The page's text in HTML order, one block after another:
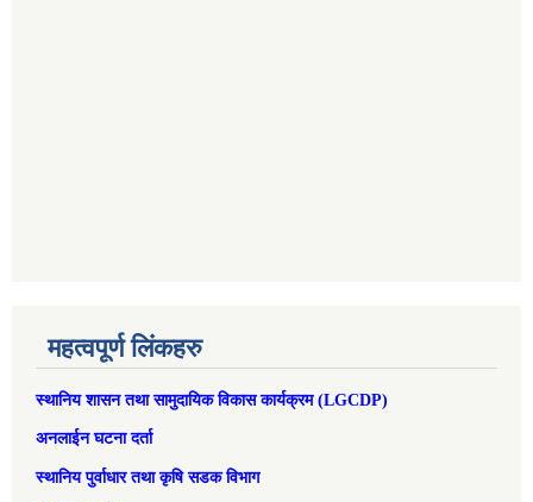
महत्वपूर्ण लिंकहरु
स्थानिय शासन तथा सामुदायिक विकास कार्यक्रम (LGCDP)
अनलाईन घटना दर्ता
स्थानिय पुर्वाधार तथा कृषि सडक विभाग